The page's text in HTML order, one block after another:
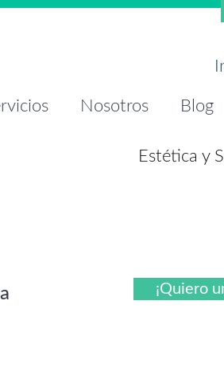
Nosotros Blog
¡Quiero
Estética y